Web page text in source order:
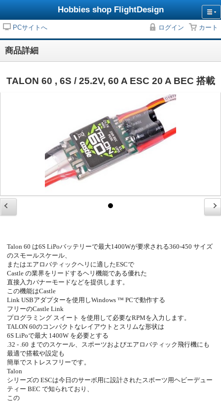
Hobbies shop FlightDesign
PCサイトへ ログイン カート
商品詳細
TALON 60 , 6S / 25.2V, 60 A ESC 20 A BEC 搭載
Talon 60 は6S LiPoバッテリーで最大1400Wが要求される360-450 サイズ
のスモールスケール、
またはエアロバティックヘリに適したESCで
Castle の業界をリードするヘリ機能である優れた
直接入力バナーモードなどを提供します。
この機能はCastle
Link USBアダプターを使用しWindows ™ PCで動作する
フリーのCastle Link
プログラミング スイート を使用して必要なRPMを入力します。
TALON 60のコンパクトなレイアウトとスリムな形状は
6S LiPoで最大 1400W を必要とする
.32 - .60 までのスケール、スポーツおよびエアロバティック飛行機にも
最適で搭載や設定も
簡単でストレスフリーです。
Talon
シリーズの ESCは今日のサーボ用に設計されたスポーツ用ヘビーデュー
ティー BEC で知られており、
この